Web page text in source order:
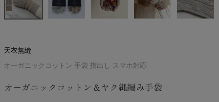
天衣無縫
オーガニックコットン 手袋 指出し スマホ対応
オーガニックコットン＆ヤク縄編み手袋